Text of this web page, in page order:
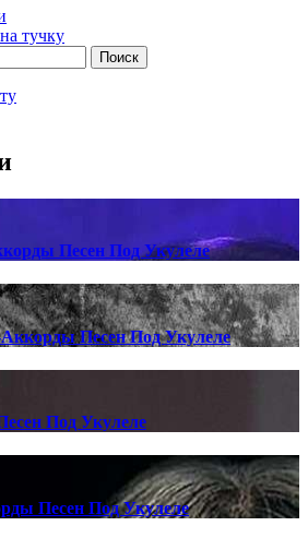
тучку
Песен Под Укулеле
Песен Под Укулеле
Под Укулеле
Песен Под Укулеле